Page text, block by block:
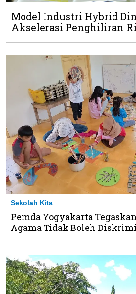
Model Industri Hybrid
Akselerasi Penghiliran
Sekolah Kita
Pemda Yogyakarta
Agama Tidak Boleh